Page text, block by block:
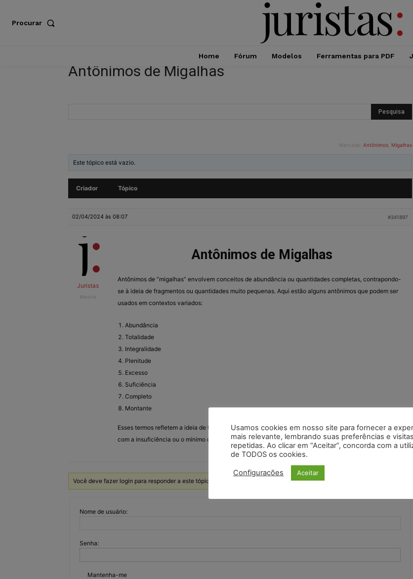
Procurar
Home Fórum Modelos Ferramentas para PDF
Antônimos de Migalhas
Marcado: Antônimos Migalhas
Este tópico está vazio.
Criador Tópico
02/04/2024 às 08:07 #341897
Juristas
Mestre
Antônimos de Migalhas
Antônimos de “migalhas” envolvem conceitos de abundância ou quantidades completas, contrapondo-
se à ideia de fragmentos ou quantidades muito pequenas. Aqui estão alguns antônimos que podem ser
usados em contextos variados:
Abundância
Totalidade
Integralidade
Plenitude
Excesso
Suficiência
Completo
Montante
Esses termos refletem a ideia de ter mais do que o necessário ou uma quantidade plena, em contraste
com a insuficiência ou o mínimo que “migalhas” sugere.
Você deve fazer login para responder a este tópico.
Nome de usuário:
Senha:
Mantenha-me
Usamos cookies em nosso site para fornecer a
mais relevante, lembrando suas preferências e visitas
repetidas. Ao clicar em “Aceitar”, concorda com a
de TODOS os cookies.
Configurações Aceitar